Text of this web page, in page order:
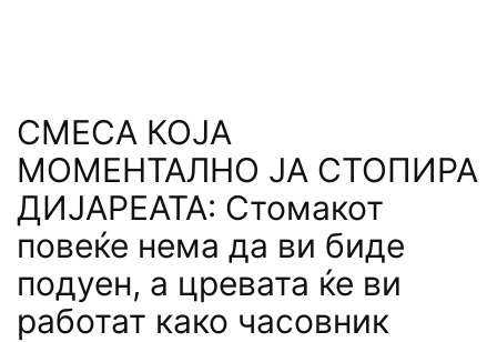
СМЕСА КОЈА
МОМЕНТАЛНО ЈА СТОПИРА
ДИЈАРЕАТА: Стомакот
повеќе нема да ви биде
подуен, а цревата ќе ви
работат како часовник